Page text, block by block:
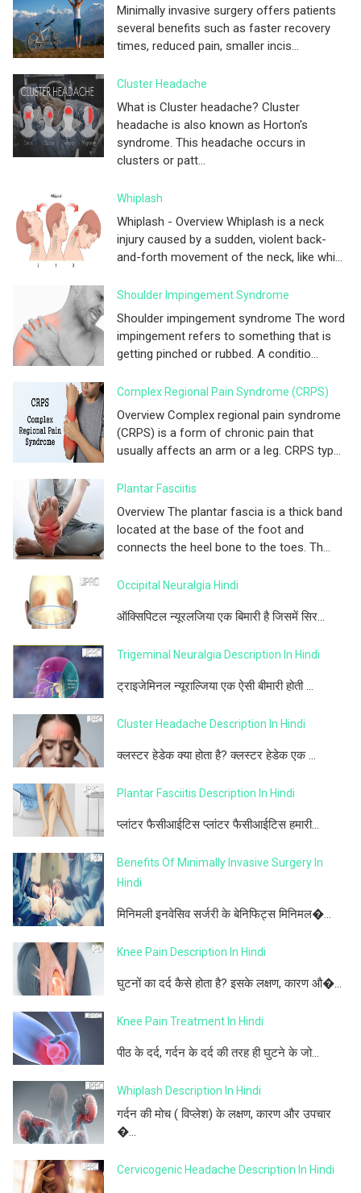
Minimally invasive surgery offers patients
several benefits such as faster recovery
times, reduced pain, smaller incis...
Cluster Headache
What is Cluster headache? Cluster
headache is also known as Horton's
syndrome. This headache occurs in
clusters or patt...
Whiplash
Whiplash - Overview Whiplash is a neck
injury caused by a sudden, violent back-
and-forth movement of the neck, like whi...
Shoulder Impingement Syndrome
Shoulder impingement syndrome The word
impingement refers to something that is
getting pinched or rubbed. A conditio...
Complex Regional Pain Syndrome (CRPS)
Overview Complex regional pain syndrome
(CRPS) is a form of chronic pain that
usually affects an arm or a leg. CRPS typ...
Plantar Fasciitis
Overview The plantar fascia is a thick band
located at the base of the foot and
connects the heel bone to the toes. Th...
Occipital Neuralgia Hindi
ऑक्सिपिटल न्यूरलजिया एक बिमारी है जिसमें सिर...
Trigeminal Neuralgia Description In Hindi
ट्राइजेमिनल न्यूराल्जिया एक ऐसी बीमारी होती ...
Cluster Headache Description In Hindi
क्लस्टर हेडेक क्या होता है? क्लस्टर हेडेक एक ...
Plantar Fasciitis Description In Hindi
प्लांटर फैसीआईटिस प्लांटर फैसीआईटिस हमारी...
Benefits Of Minimally Invasive Surgery In
Hindi
मिनिमली इनवेसिव सर्जरी के बेनिफिट्स मिनिमल�...
Knee Pain Description In Hindi
घुटनों का दर्द कैसे होता है? इसके लक्षण, कारण औ�...
Knee Pain Treatment In Hindi
पीठ के दर्द, गर्दन के दर्द की तरह ही घुटने के जो...
Whiplash Description In Hindi
गर्दन की मोच ( विप्लेश) के लक्षण, कारण और उपचार
�...
Cervicogenic Headache Description In Hindi